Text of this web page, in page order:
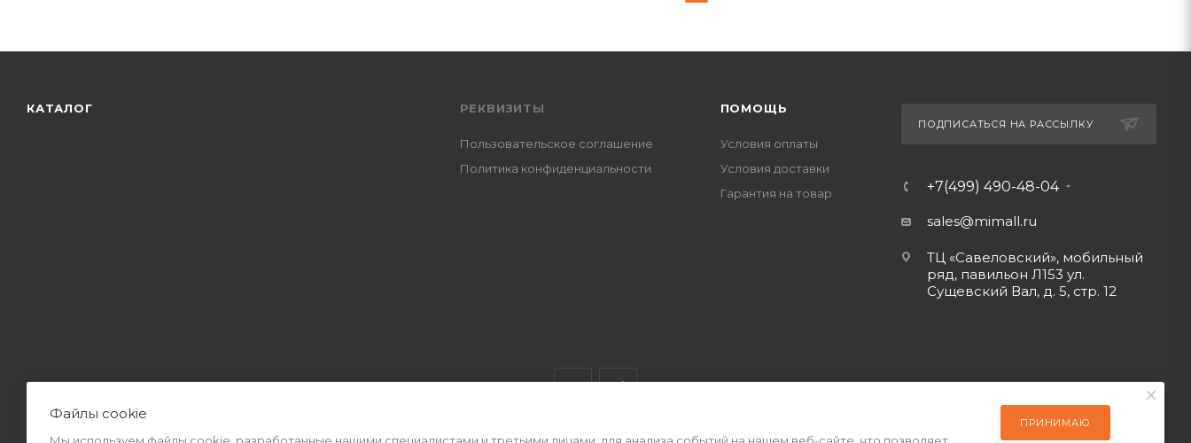
КАТАЛОГ РЕКВИЗИТЫ
Пользовательское соглашение
Политика конфиденциальности
ПОМОЩЬ
Условия оплаты
Условия доставки
Гарантия на товар
ПОДПИСАТЬСЯ НА РАССЫЛКУ
+7(499) 490-48-04
sales@mimall.ru
ТЦ «Савеловский», мобильный
ряд, павильон Л153 ул.
Сущевский Вал, д. 5, стр. 12
Файлы cookie
Мы используем файлы cookie, разработанные нашими специалистами и третьими лицами, для анализа событий на нашем веб-сайте, что позволяет
ПРИНИМАЮ